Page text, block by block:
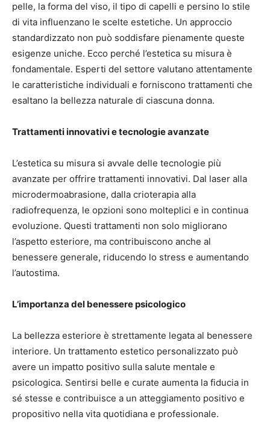
pelle, la forma del viso, il tipo di capelli e persino lo stile
di vita influenzano le scelte estetiche. Un approccio
standardizzato non può soddisfare pienamente queste
esigenze uniche. Ecco perché l’estetica su misura è
fondamentale. Esperti del settore valutano attentamente
le caratteristiche individuali e forniscono trattamenti che
esaltano la bellezza naturale di ciascuna donna.
Trattamenti innovativi e tecnologie avanzate
L’estetica su misura si avvale delle tecnologie più
avanzate per offrire trattamenti innovativi. Dal laser alla
microdermoabrasione, dalla crioterapia alla
radiofrequenza, le opzioni sono molteplici e in continua
evoluzione. Questi trattamenti non solo migliorano
l’aspetto esteriore, ma contribuiscono anche al
benessere generale, riducendo lo stress e aumentando
l’autostima.
L’importanza del benessere psicologico
La bellezza esteriore è strettamente legata al benessere
interiore. Un trattamento estetico personalizzato può
avere un impatto positivo sulla salute mentale e
psicologica. Sentirsi belle e curate aumenta la fiducia in
sé stesse e contribuisce a un atteggiamento positivo e
propositivo nella vita quotidiana e professionale.